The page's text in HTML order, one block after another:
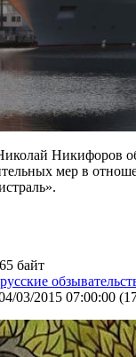
Никифоров
мер в
байт
03/2015 07:00:00 (